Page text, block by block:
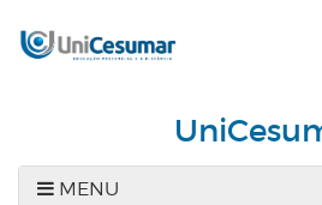
MENU